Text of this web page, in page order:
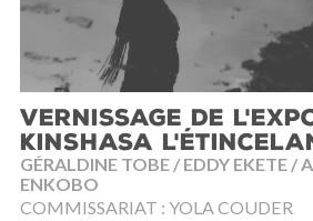
VERNISSAGE DE
KINSHASA
GÉRALDINE TOBE / EDDY EKETE /
ENKOBO
COMMISSARIAT : YOLA COUDER